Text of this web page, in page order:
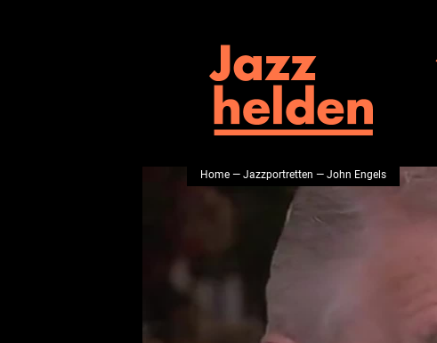
Home—Jazzportretten — John Engels